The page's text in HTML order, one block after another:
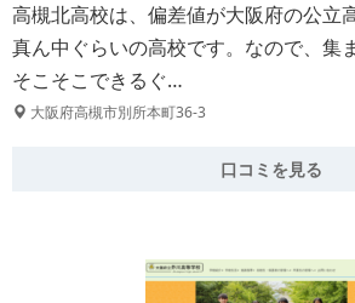
高槻北高校は、偏差値が大阪府の公立
真ん中ぐらいの高校です。なので、集
そこそこできるぐ…
大阪府高槻市別所本町36-3
口コミを見る